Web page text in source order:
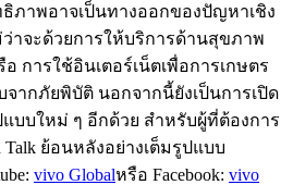
ภาพอาจเป็นทางออกของปัญหาเชิง
าจะด้วยการให้บริการด้านสุขภาพ
การใช้อินเตอร์เน็ตเพื่อการเกษตร
จากภัยพิบัติ นอกจากนี้ยังเป็นการเปิด
บบใหม่ ๆ อีกด้วย สำหรับผู้ที่ต้องการ
Talk ย้อนหลังอย่างเต็มรูปแบบ
vivo Globalหรือ Facebook: vivo